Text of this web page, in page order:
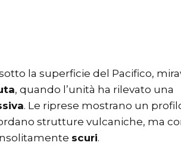
la superficie del Pacifico,
, quando l’unità ha rilevato una
. Le riprese mostrano un
strutture vulcaniche, ma
scuri.